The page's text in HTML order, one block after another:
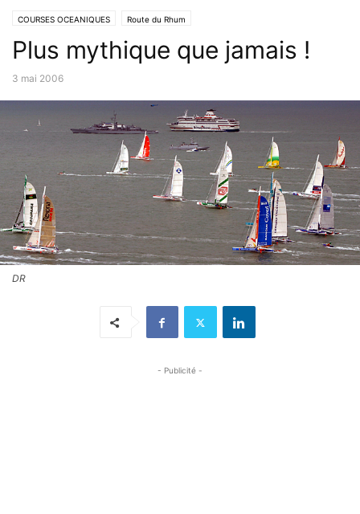
COURSES OCEANIQUES Route du Rhum
Plus mythique que jamais !
3 mai 2006
DR
- Publicité -